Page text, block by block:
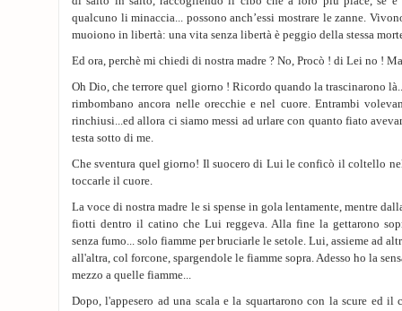
qualcuno li minaccia... possono anch’essi mostrare le zanne.
muoiono in libertà: una vita senza libertà è peggio della stessa
Ed ora, perchè mi chiedi di nostra madre ? No, Procò ! di Lei no !
Oh Dio, che terrore quel giorno ! Ricordo quando la trascinarono
rimbombano ancora nelle orecchie e nel cuore. Entrambi
rinchiusi...ed allora ci siamo messi ad urlare con quanto fiato
testa sotto di me.
Che sventura quel giorno! Il suocero di Lui le conficò il coltello
toccarle il cuore.
La voce di nostra madre le si spense in gola lentamente, mentre
fiotti dentro il catino che Lui reggeva. Alla fine la gettarono
senza fumo... solo fiamme per bruciarle le setole. Lui, assieme ad
all'altra, col forcone, spargendole le fiamme sopra. Adesso ho la
mezzo a quelle fiamme...
Dopo, l'appesero ad una scala e la squartarono con la scure ed